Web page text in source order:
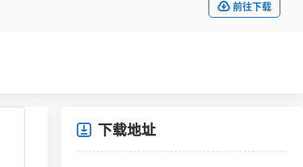
前往下载
下载地址